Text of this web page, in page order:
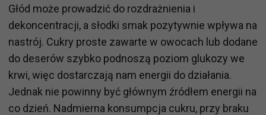
Głód może prowadzić do rozdrażnienia i
dekoncentracji, a słodki smak pozytywnie wpływa na
nastrój. Cukry proste zawarte w owocach lub dodane
do deserów szybko podnoszą poziom glukozy we
krwi, więc dostarczają nam energii do działania.
Jednak nie powinny być głównym źródłem energii na
co dzień. Nadmierna konsumpcja cukru, przy braku